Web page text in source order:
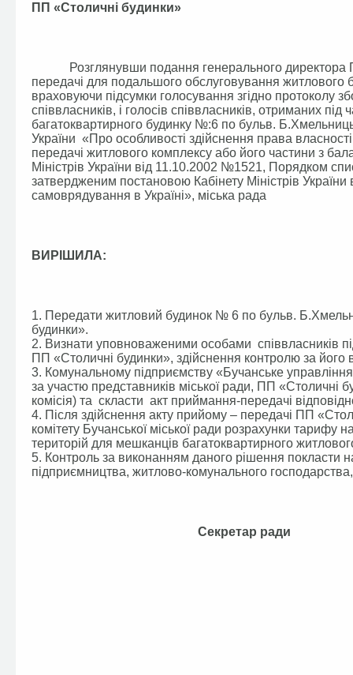
ПП «Столичні будинки»
Розглянувши подання генерального директора
передачі для подальшого обслуговування
враховуючи підсумки голосування згідно протоколу
співвласників, і голосів співвласників, отриманих
багатоквартирного будинку №:6 по бульв.
України «Про особливості здійснення права
передачі житлового комплексу або його частини з
Міністрів України від 11.10.2002 №1521, Порядком
затвердженим постановою Кабінету Міністрів
самоврядування в Україні», міська рада
ВИРІШИЛА:
1. Передати житловий будинок № 6 по бульв.
будинки».
2. Визнати уповноваженими особами співвласників
ПП «Столичні будинки», здійснення контролю за
3. Комунальному підприємству «Бучанське
за участю представників міської ради, ПП «Столичні
комісія) та скласти акт приймання-передачі
4. Після здійснення акту прийому – передачі ПП
комітету Бучанської міської ради розрахунки тарифу
територій для мешканців багатоквартирного
5. Контроль за виконанням даного рішення покласти
підприємництва, житлово-комунального
Секретар